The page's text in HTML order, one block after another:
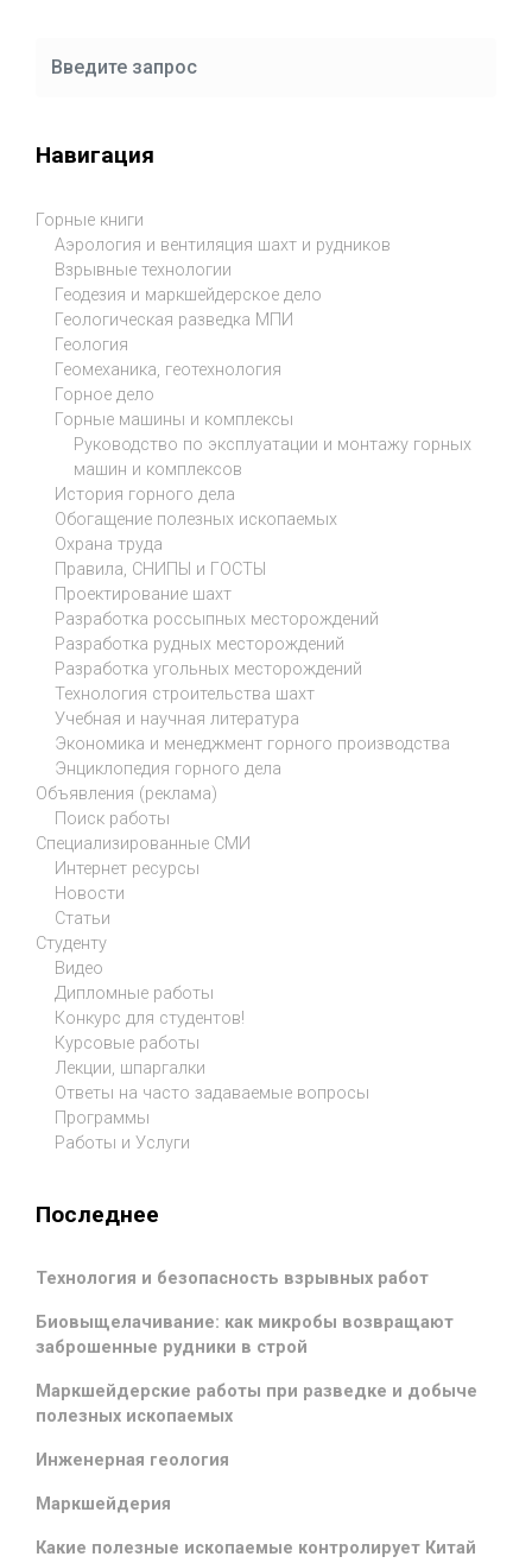
Навигация
Горные книги
Аэрология и вентиляция шахт и рудников
Взрывные технологии
Геодезия и маркшейдерское дело
Геологическая разведка МПИ
Геология
Геомеханика, геотехнология
Горное дело
Горные машины и комплексы
Руководство по эксплуатации и монтажу горных
машин и комплексов
История горного дела
Обогащение полезных ископаемых
Охрана труда
Правила, СНИПЫ и ГОСТЫ
Проектирование шахт
Разработка россыпных месторождений
Разработка рудных месторождений
Разработка угольных месторождений
Технология строительства шахт
Учебная и научная литература
Экономика и менеджмент горного производства
Энциклопедия горного дела
Объявления (реклама)
Поиск работы
Специализированные СМИ
Интернет ресурсы
Новости
Статьи
Студенту
Видео
Дипломные работы
Конкурс для студентов!
Курсовые работы
Лекции, шпаргалки
Ответы на часто задаваемые вопросы
Программы
Работы и Услуги
Последнее
Технология и безопасность взрывных работ
Биовыщелачивание: как микробы возвращают
заброшенные рудники в строй
Маркшейдерские работы при разведке и добыче
полезных ископаемых
Инженерная геология
Маркшейдерия
Какие полезные ископаемые контролирует Китай